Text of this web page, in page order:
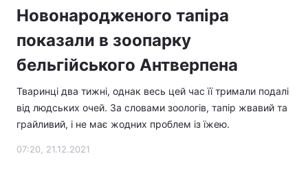
Новонародженого тапіра
показали в зоопарку
бельгійського Антверпена
Тваринці два тижні, однак весь цей час її тримали подалі
від людських очей. За словами зоологів, тапір жвавий та
грайливий, і не має жодних проблем із їжею.
07:20, 21.12.2021